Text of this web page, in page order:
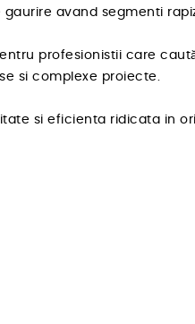
avand segmenti
profesionistii care
si complexe proiecte.
si eficienta ridicata in